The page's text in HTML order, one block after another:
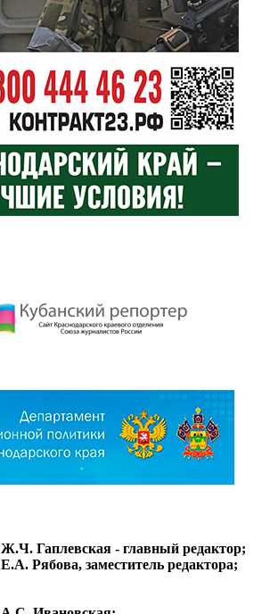
Ж.Ч. Гаплевская - главный редактор;
Е.А. Рябова, заместитель редактора;